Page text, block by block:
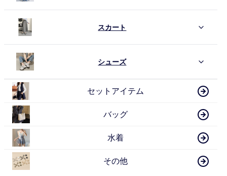
スカート
シューズ
セットアイテム
バッグ
水着
その他